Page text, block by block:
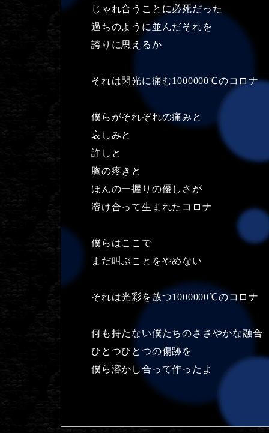
じゃれ合うことに必死だった
過ちのように並んだそれを
誇りに思えるか
それは閃光に痛む1000000℃のコロナ
僕らがそれぞれの痛みと
哀しみと
許しと
胸の疼きと
ほんの一握りの優しさが
溶け合って生まれたコロナ
僕らはここで
まだ叫ぶことをやめない
それは光彩を放つ1000000℃のコロナ
何も持たない僕たちのささやかな融合
ひとつひとつの傷跡を
僕ら溶かし合って作ったよ